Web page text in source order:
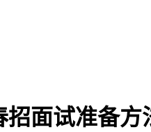
招面试准备方